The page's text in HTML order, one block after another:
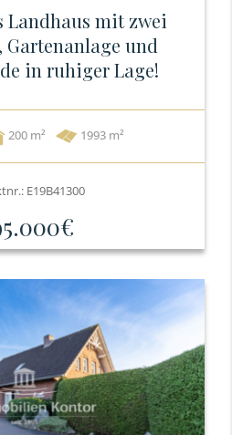
Landhaus mit zwei
Gartenanlage und
in ruhiger Lage!
200 1993 m²
E19B41300